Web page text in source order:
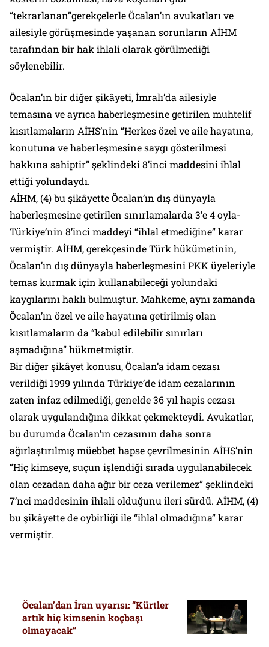
“tekrarlanan”gerekçelerle Öcalan’ın avukatları ve
ailesiyle görüşmesinde yaşanan sorunların AİHM
tarafından bir hak ihlali olarak görülmediği
söylenebilir.
Öcalan’ın bir diğer şikâyeti, İmralı’da ailesiyle
temasına ve ayrıca haberleşmesine getirilen muhtelif
kısıtlamaların AİHS’nin “Herkes özel ve aile hayatına,
konutuna ve haberleşmesine saygı gösterilmesi
hakkına sahiptir” şeklindeki 8’inci maddesini ihlal
ettiği yolundaydı.
AİHM, (4) bu şikâyette Öcalan’ın dış dünyayla
haberleşmesine getirilen sınırlamalarda 3’e 4 oyla-
Türkiye’nin 8’inci maddeyi “ihlal etmediğine” karar
vermiştir. AİHM, gerekçesinde Türk hükümetinin,
Öcalan’ın dış dünyayla haberleşmesini PKK üyeleriyle
temas kurmak için kullanabileceği yolundaki
kaygılarını haklı bulmuştur. Mahkeme, aynı zamanda
Öcalan’ın özel ve aile hayatına getirilmiş olan
kısıtlamaların da “kabul edilebilir sınırları
aşmadığına” hükmetmiştir.
Bir diğer şikâyet konusu, Öcalan’a idam cezası
verildiği 1999 yılında Türkiye’de idam cezalarının
zaten infaz edilmediği, genelde 36 yıl hapis cezası
olarak uygulandığına dikkat çekmekteydi. Avukatlar,
bu durumda Öcalan’ın cezasının daha sonra
ağırlaştırılmış müebbet hapse çevrilmesinin AİHS’nin
“Hiç kimseye, suçun işlendiği sırada uygulanabilecek
olan cezadan daha ağır bir ceza verilemez” şeklindeki
7’nci maddesinin ihlali olduğunu ileri sürdü. AİHM, (4)
bu şikâyette de oybirliği ile “ihlal olmadığına” karar
vermiştir.
Öcalan’dan İran uyarısı: “Kürtler
artık hiç kimsenin koçbaşı
olmayacak”